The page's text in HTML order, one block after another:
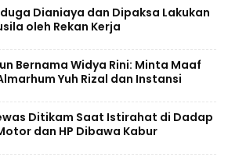
Dianiaya dan Dipaksa Lakukan
oleh Rekan Kerja
Bernama Widya Rini: Minta Maaf
Yuh Rizal dan Instansi
Ditikam Saat Istirahat di Dadap
dan HP Dibawa Kabur